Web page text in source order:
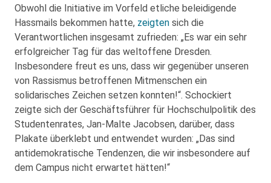
Obwohl die Initiative im Vorfeld etliche beleidigende
Hassmails bekommen hatte, zeigten sich die
Verantwortlichen insgesamt zufrieden: „Es war ein sehr
erfolgreicher Tag für das weltoffene Dresden.
Insbesondere freut es uns, dass wir gegenüber unseren
von Rassismus betroffenen Mitmenschen ein
solidarisches Zeichen setzen konnten!“. Schockiert
zeigte sich der Geschäftsführer für Hochschulpolitik des
Studentenrates, Jan-Malte Jacobsen, darüber, dass
Plakate überklebt und entwendet wurden: „Das sind
antidemokratische Tendenzen, die wir insbesondere auf
dem Campus nicht erwartet hätten!“